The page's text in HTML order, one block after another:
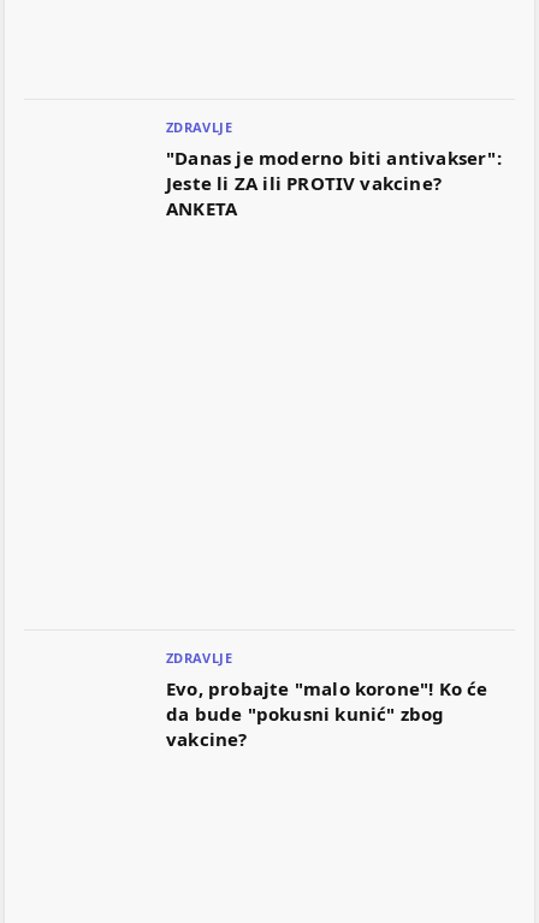
ZDRAVLJE
"Danas je moderno biti antivakser":
Jeste li ZA ili PROTIV vakcine?
ANKETA
ZDRAVLJE
Evo, probajte "malo korone"! Ko će
da bude "pokusni kunić" zbog
vakcine?